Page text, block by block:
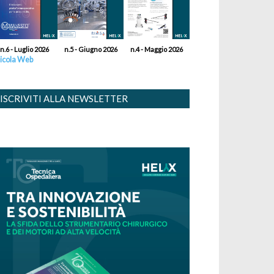
n.6 - Luglio 2026 n.5 - Giugno 2026 n.4 - Maggio 2026
Web
ISCRIVITI ALLA NEWSLETTER